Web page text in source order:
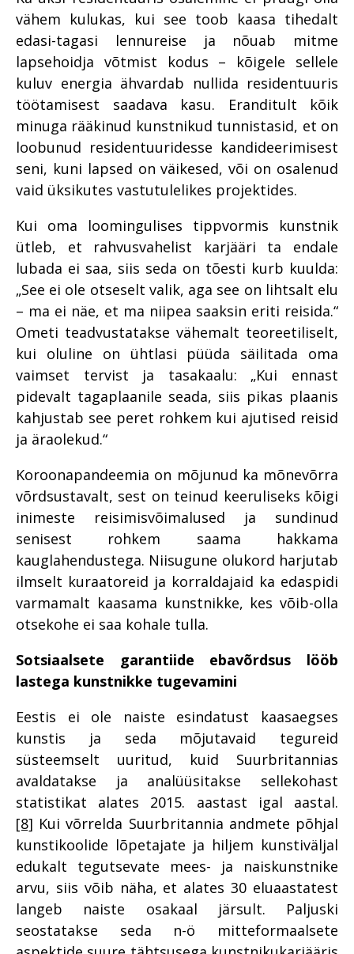
vähem kulukas, kui see toob kaasa tihedalt
edasi-tagasi lennureise ja nõuab mitme
lapsehoidja võtmist kodus – kõigele sellele
kuluv energia ähvardab nullida residentuuris
töötamisest saadava kasu. Eranditult kõik
minuga rääkinud kunstnikud tunnistasid, et on
loobunud residentuuridesse kandideerimisest
seni, kuni lapsed on väikesed, või on osalenud
vaid üksikutes vastutulelikes projektides.
Kui oma loomingulises tippvormis kunstnik
ütleb, et rahvusvahelist karjääri ta endale
lubada ei saa, siis seda on tõesti kurb kuulda:
„See ei ole otseselt valik, aga see on lihtsalt elu
– ma ei näe, et ma niipea saaksin eriti reisida.“
Ometi teadvustatakse vähemalt teoreetiliselt,
kui oluline on ühtlasi püüda säilitada oma
vaimset tervist ja tasakaalu: „Kui ennast
pidevalt tagaplaanile seada, siis pikas plaanis
kahjustab see peret rohkem kui ajutised reisid
ja äraolekud.“
Koroonapandeemia on mõjunud ka mõnevõrra
võrdsustavalt, sest on teinud keeruliseks kõigi
inimeste reisimisvõimalused ja sundinud
senisest rohkem saama hakkama
kauglahendustega. Niisugune olukord harjutab
ilmselt kuraatoreid ja korraldajaid ka edaspidi
varmamalt kaasama kunstnikke, kes võib-olla
otsekohe ei saa kohale tulla.
Sotsiaalsete garantiide ebavõrdsus lööb
lastega kunstnikke tugevamini
Eestis ei ole naiste esindatust kaasaegses
kunstis ja seda mõjutavaid tegureid
süsteemselt uuritud, kuid Suurbritannias
avaldatakse ja analüüsitakse sellekohast
statistikat alates 2015. aastast igal aastal.
[8] Kui võrrelda Suurbritannia andmete põhjal
kunstikoolide lõpetajate ja hiljem kunstiväljal
edukalt tegutsevate mees- ja naiskunstnike
arvu, siis võib näha, et alates 30 eluaastatest
langeb naiste osakaal järsult. Paljuski
seostatakse seda n-ö mitteformaalsete